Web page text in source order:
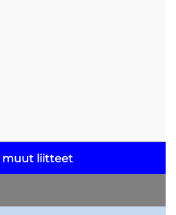
muut liitteet